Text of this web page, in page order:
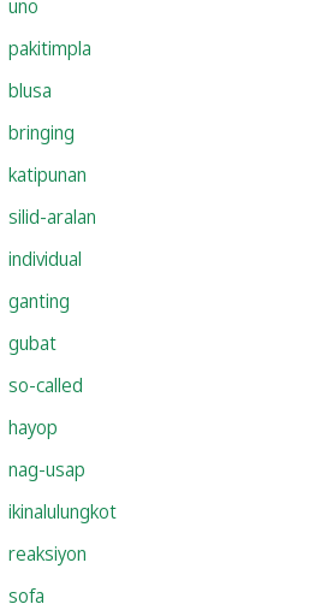
uno
pakitimpla
blusa
bringing
katipunan
silid-aralan
individual
ganting
gubat
so-called
hayop
nag-usap
ikinalulungkot
reaksiyon
sofa